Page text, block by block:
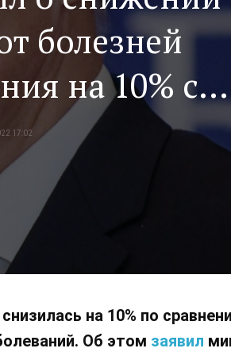
болезней
на 10% с
17:02
на 10% по
Об этом заявил